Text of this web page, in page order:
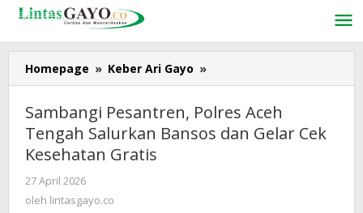
Lewati
konten
Homepage » Keber Ari Gayo »
Pesantren,
Polres
Aceh
Tengah
Sambangi Pesantren, Polres Aceh
Tengah Salurkan Bansos dan Gelar Cek
Kesehatan Gratis
27 April 2026
lintasgayo.co
oleh lintasgayo.co